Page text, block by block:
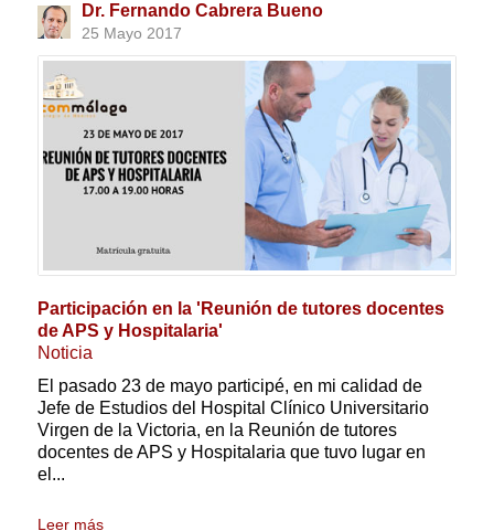
Dr. Fernando Cabrera Bueno
25 Mayo 2017
Participación en la 'Reunión de tutores docentes
de APS y Hospitalaria'
Noticia
El pasado 23 de mayo participé, en mi calidad de
Jefe de Estudios del Hospital Clínico Universitario
Virgen de la Victoria, en la Reunión de tutores
docentes de APS y Hospitalaria que tuvo lugar en
el...
Leer más